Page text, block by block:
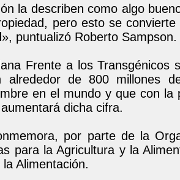
la describen como algo
pero esto se
puntualizó Roberto Sampson.
Frente a los Transgénicos
alrededor de 800 millones
en el mundo y que con la
dicha cifra.
por parte de la
para la Agricultura y la
Alimentación.